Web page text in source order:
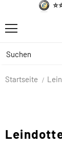
Startseite